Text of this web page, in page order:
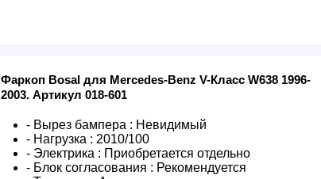
Фаркоп Bosal для Mercedes-Benz V-Класс W638 1996-
2003. Артикул 018-601
- Вырез бампера : Невидимый
- Нагрузка : 2010/100
- Электрика : Приобретается отдельно
- Блок согласования : Рекомендуется